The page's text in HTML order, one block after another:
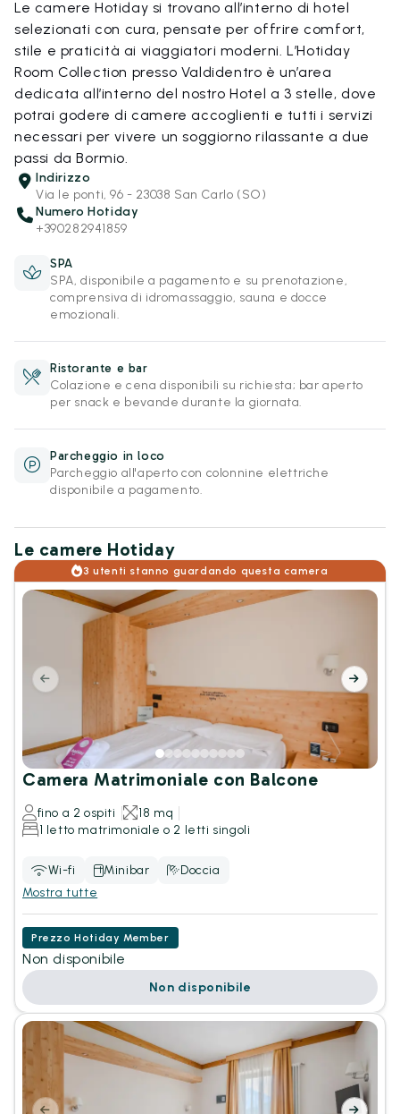
Le camere Hotiday si trovano all’interno di hotel
selezionati con cura, pensate per offrire comfort,
stile e praticità ai viaggiatori moderni. L’Hotiday
Room Collection presso Valdidentro è un’area
dedicata all’interno del nostro Hotel a 3 stelle, dove
potrai godere di camere accoglienti e tutti i servizi
necessari per vivere un soggiorno rilassante a due
passi da Bormio.
Indirizzo
Via le ponti, 96 - 23038 San Carlo (SO)
Numero Hotiday
+390282941859
SPA
SPA, disponibile a pagamento e su prenotazione,
comprensiva di idromassaggio, sauna e docce
emozionali.
Ristorante e bar
Colazione e cena disponibili su richiesta; bar aperto
per snack e bevande durante la giornata.
Parcheggio in loco
Parcheggio all'aperto con colonnine elettriche
disponibile a pagamento.
Le camere Hotiday
3 utenti stanno guardando questa camera
Camera Matrimoniale con Balcone
fino a 2 ospiti
18 mq
1 letto matrimoniale o 2 letti singoli
Wi-fi Minibar
Doccia
Mostra tutte
Prezzo Hotiday Member
Non disponibile
Non disponibile